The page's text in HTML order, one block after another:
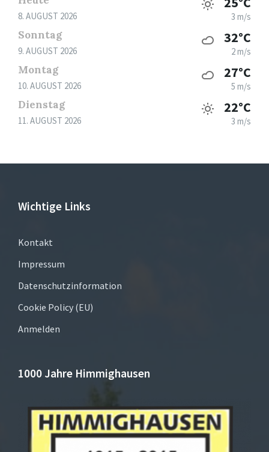
8. AUGUST 2026 3 m/s
Sonntag
9. AUGUST 2026
32°C
2 m/s
Montag
10. AUGUST 2026
27°C
5 m/s
Dienstag
11. AUGUST 2026
22°C
3 m/s
Wichtige Links
Kontakt
Impressum
Datenschutzinformation
Cookie Policy (EU)
Anmelden
1000 Jahre Himmighausen